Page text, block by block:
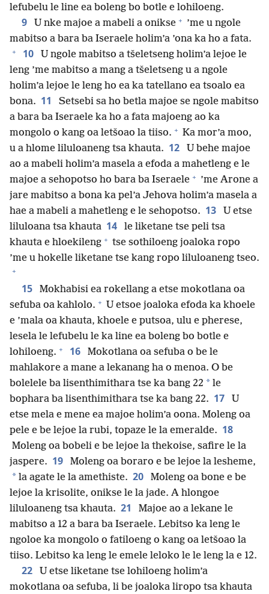
lefubelu le line ea boleng bo botle e lohiloeng.
9 U nke majoe a mabeli a onikse + ’me u ngole
mabitso a bara ba Iseraele holim’a ’ona ka ho a fata.
+ 10
U ngole mabitso a tšeletseng holim’a lejoe le
leng ’me mabitso a mang a tšeletseng u a ngole
holim’a lejoe le leng ho ea ka tatellano ea tsoalo ea
bona. 11
Setsebi sa ho betla majoe se ngole mabitso
a bara ba Iseraele ka ho a fata majoeng ao ka
mongolo o kang oa letšoao la tiiso. + Ka mor’a moo,
u a hlome liluloaneng tsa khauta. 12
U behe majoe
ao a mabeli holim’a masela a efoda a mahetleng e le
majoe a sehopotso ho bara ba Iseraele + ’me Arone a
jare mabitso a bona ka pel’a Jehova holim’a masela a
hae a mabeli a mahetleng e le sehopotso. 13
U etse
liluloana tsa khauta 14
le liketane tse peli tsa
khauta e hloekileng + tse sothiloeng joaloka ropo
’me u hokelle liketane tse kang ropo liluloaneng tseo.
+
15
Mokhabisi ea rokellang a etse mokotlana oa
sefuba oa kahlolo. + U etsoe joaloka efoda ka khoele
e ’mala oa khauta, khoele e putsoa, ulu e pherese,
lesela le lefubelu le ka line ea boleng bo botle e
lohiloeng. + 16
Mokotlana oa sefuba o be le
mahlakore a mane a lekanang ha o menoa. O be
bolelele ba lisenthimithara tse ka bang 22 * le
bophara ba lisenthimithara tse ka bang 22. 17
U
etse mela e mene ea majoe holim’a oona. Moleng oa
pele e be lejoe la rubi, topaze le la emeralde. 18
Moleng oa bobeli e be lejoe la thekoise, safire le la
jaspere. 19 Moleng oa boraro e be lejoe la lesheme,
* la agate le la amethiste. 20
Moleng oa bone e be
lejoe la krisolite, onikse le la jade. A hlongoe
liluloaneng tsa khauta. 21
Majoe ao a lekane le
mabitso a 12 a bara ba Iseraele. Lebitso ka leng le
ngoloe ka mongolo o fatiloeng o kang oa letšoao la
tiiso. Lebitso ka leng le emele leloko le le leng la e 12.
22
U etse liketane tse lohiloeng holim’a
mokotlana oa sefuba, li be joaloka liropo tsa khauta